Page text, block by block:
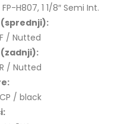
H807, 1 1/8″ Semi Int.
(sprednji):
/ Nutted
/ Nutted
/ black